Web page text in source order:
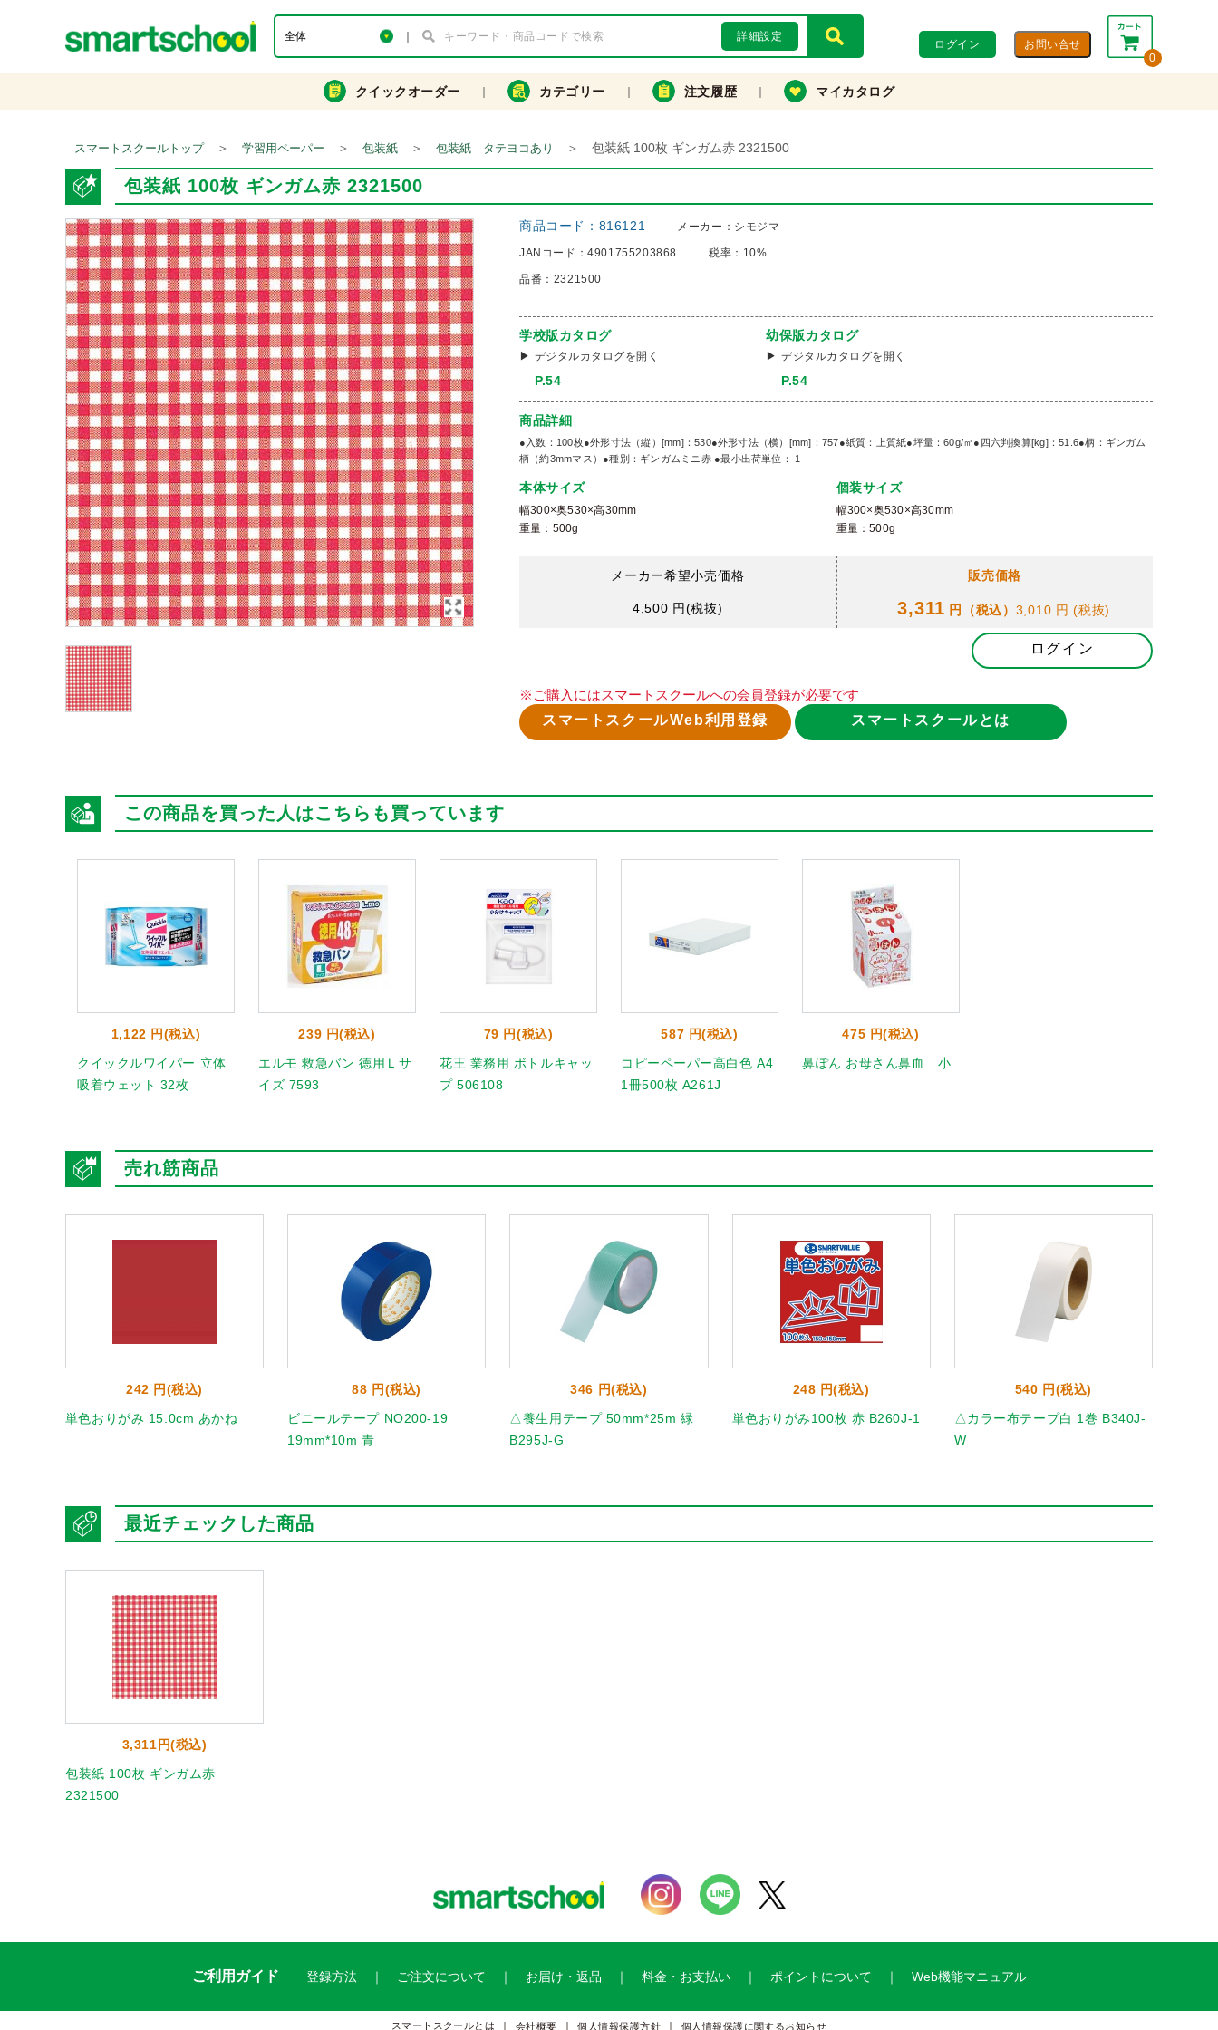
詳細設定
ログイン
0
合計： 0円
カートを見る・注文する
クイックオーダー カテゴリー 注文履歴 マイカタログ
スマートスクールトップ ＞ 学習用ペーパー ＞ 包装紙 ＞ 包装紙 タテヨコあり ＞ 包装紙 100枚 ギンガム赤 2321500
包装紙 100枚 ギンガム赤 2321500
商品コード： 816121 メーカー： シモジマ
JANコード：4901755203868 税率： 10%
品番： 2321500
学校版カタログ
デジタルカタログを開く
P.54
幼保版カタログ
デジタルカタログを開く
P.54
商品詳細
●入数：100枚●外形寸法（縦）[mm]：530●外形寸法（横）[mm]：757●紙質：上質紙●坪量：60g/㎡●四六判換算[kg]：51.6●柄：ギンガム
柄（約3mmマス）●種別：ギンガムミニ赤 ●最小出荷単位： 1
本体サイズ
幅300×奥530×高30mm
重量：500g
個装サイズ
幅300×奥530×高30mm
重量：500g
メーカー希望小売価格
4,500 円(税抜)
販売価格
3,311 円（税込） 3,010 円(税抜)
ログイン
※ご購入にはスマートスクールへの会員登録が必要です
スマートスクールWeb利用登録
スマートスクールとは
この商品を買った人はこちらも買っています
1,122 円(税込)
クイックルワイパー 立体
吸着ウェット 32枚
239 円(税込)
エルモ 救急バン 徳用Ｌサ
イズ 7593
79 円(税込)
花王 業務用 ボトルキャッ
プ 506108
587 円(税込)
コピーペーパー高白色 A4
1冊500枚 A261J
475 円(税込)
鼻ぽん お母さん鼻血 小
売れ筋商品
242 円(税込)
単色おりがみ 15.0cm あかね
88 円(税込)
ビニールテープ NO200-19
19mm*10m 青
346 円(税込)
△養生用テープ 50mm*25m 緑
B295J-G
248 円(税込)
単色おりがみ100枚 赤 B260J-1
540 円(税込)
△カラー布テープ白 1巻 B340J-
W
最近チェックした商品
3,311円(税込)
包装紙 100枚 ギンガム赤
2321500
ご利用ガイド 登録方法 ご注文について お届け・返品 料金・お支払い ポイントについて Web機能マニュアル
スマートスクールとは 会社概要 個人情報保護方針 個人情報保護に関するお知らせ